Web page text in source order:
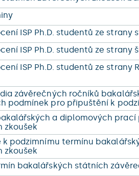
ISP Ph.D. studentů ze strany
ISP Ph.D. studentů ze strany
ISP Ph.D. studentů ze strany
závěrečných ročníků
podmínek pro připuštění k
a diplomových
zkoušek
k podzimnímu termínu
zkoušek
bakalářských státních